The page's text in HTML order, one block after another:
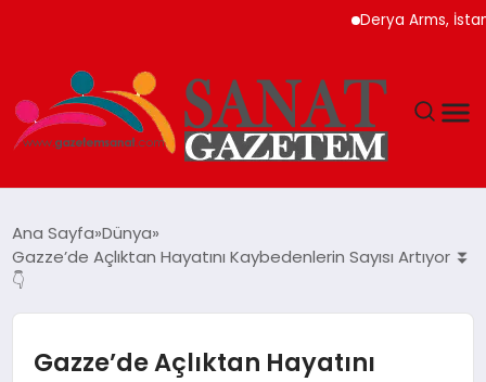
Derya Arms, İstanbul
TEKNOLOJI
Ana Sayfa Dünya
Gazze’de Açlıktan Hayatını Kaybedenlerin Sayısı Artıyor ⏬
👇
Gazze’de Açlıktan Hayatını